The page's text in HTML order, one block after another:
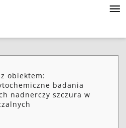
z obiektem:
badania
nadnerczy szczura w